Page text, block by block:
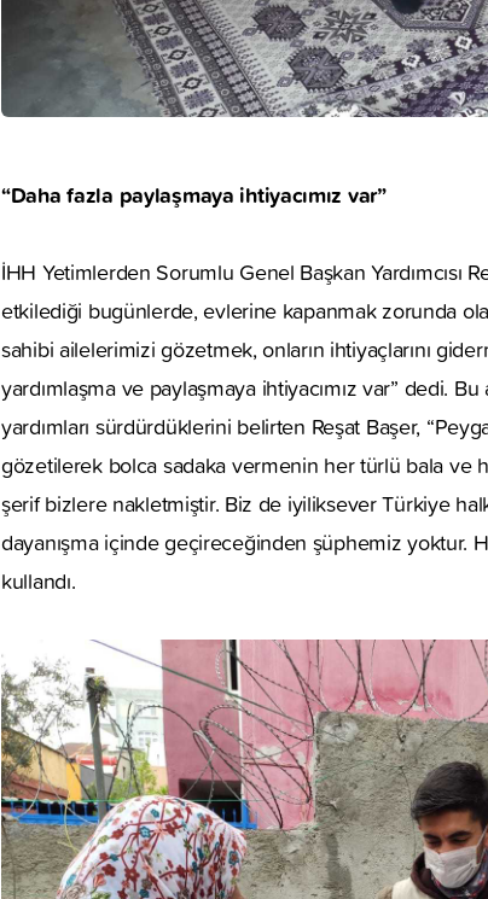
“Daha fazla paylaşmaya ihtiyacımız var”
İHH Yetimlerden Sorumlu Genel Başkan Yardımcısı
etkilediği bugünlerde, evlerine kapanmak zorunda
sahibi ailelerimizi gözetmek, onların ihtiyaçlarını
yardımlaşma ve paylaşmaya ihtiyacımız var” dedi.
yardımları sürdürdüklerini belirten Reşat Başer,
gözetilerek bolca sadaka vermenin her türlü bala ve
şerif bizlere nakletmiştir. Biz de iyiliksever Türkiye
dayanışma içinde geçireceğinden şüphemiz yoktur.
kullandı.